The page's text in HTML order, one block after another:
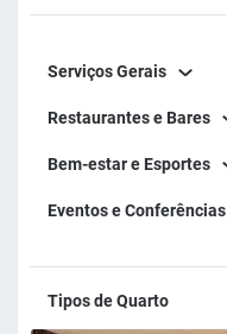
Serviços Gerais
Restaurantes e Bares
Bem-estar e Esportes
Eventos e Conferências
Tipos de Quarto